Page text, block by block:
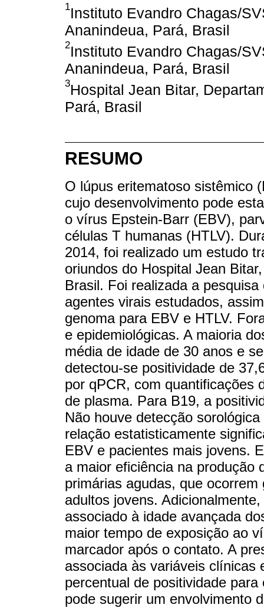
1Instituto Evandro Chagas/
Ananindeua, Pará, Brasil
2Instituto Evandro Chagas/
Ananindeua, Pará, Brasil
3Hospital Jean Bitar,
Pará, Brasil
RESUMO
O lúpus eritematoso sistêmico
cujo desenvolvimento pode
o vírus Epstein-Barr (EBV),
células T humanas (HTLV).
2014, foi realizado um estudo
oriundos do Hospital Jean
Brasil. Foi realizada a
agentes virais estudados,
genoma para EBV e HTLV.
e epidemiológicas. A maioria
média de idade de 30 anos e
detectou-se positividade de
por qPCR, com quantificações
de plasma. Para B19, a
Não houve detecção
relação estatisticamente
EBV e pacientes mais jovens.
a maior eficiência na produção
primárias agudas, que
adultos jovens.
associado à idade avançada
maior tempo de exposição ao
marcador após o contato. A
associada às variáveis clínicas
percentual de positividade
pode sugerir um envolvimento